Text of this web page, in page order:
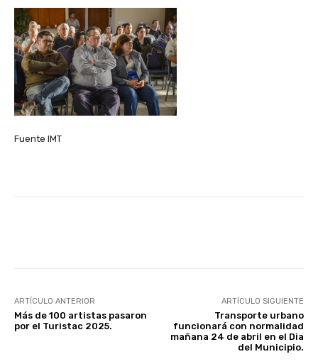
Fuente IMT
ARTÍCULO ANTERIOR
Más de 100 artistas pasaron
por el Turistac 2025.
ARTÍCULO SIGUIENTE
Transporte urbano
funcionará con normalidad
mañana 24 de abril en el Dia
del Municipio.